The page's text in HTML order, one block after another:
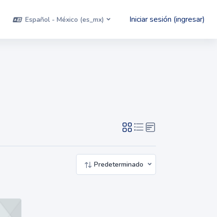
Español - México ‎(es_mx)‎ Iniciar sesión (ingresar)
Predeterminado